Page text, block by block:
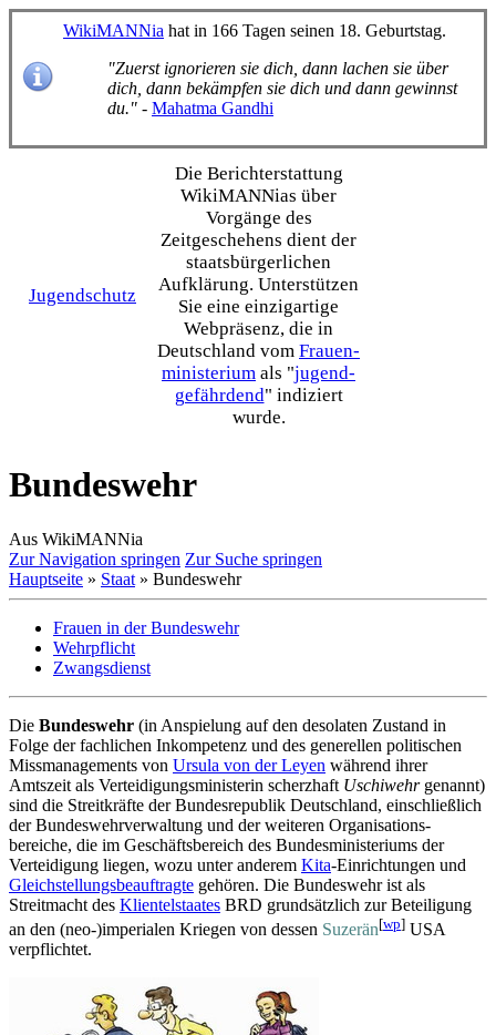
WikiMANNia hat in 166 Tagen seinen 18. Geburtstag.
"Zuerst ignorieren sie dich, dann lachen sie über
dich, dann bekämpfen sie dich und dann gewinnst
du." - Mahatma Gandhi
Jugendschutz
Die Bericht­erstattung
WikiMANNias über
Vorgänge des
Zeitgeschehens dient der
staats­bürgerlichen
Aufklärung. Unterstützen
Sie eine einzig­artige
Webpräsenz, die in
Deutschland vom Frauen­
ministerium als "jugend­
gefährdend" indiziert
wurde.
Bundeswehr
Aus WikiMANNia
Zur Navigation springen Zur Suche springen
Hauptseite » Staat » Bundeswehr
Frauen in der Bundeswehr
Wehrpflicht
Zwangsdienst
Die Bundeswehr (in Anspielung auf den desolaten Zustand in
Folge der fachlichen Inkompetenz und des generellen politischen
Missmanagements von Ursula von der Leyen während ihrer
Amtszeit als Verteidigungsministerin scherzhaft Uschiwehrgenannt)
sind die Streitkräfte der Bundes­republik Deutschland, einschließlich
der Bundes­wehr­verwaltung und der weiteren Organisations­
bereiche, die im Geschäfts­bereich des Bundes­ministeriums der
Verteidigung liegen, wozu unter anderem Kita-Einrichtungen und
Gleichstellungsbeauftragte gehören. Die Bundeswehr ist als
Streitmacht des Klientelstaates BRD grundsätzlich zur Beteiligung
an den (neo-)imperialen Kriegen von dessen Suzerän[wp] USA
verpflichtet.